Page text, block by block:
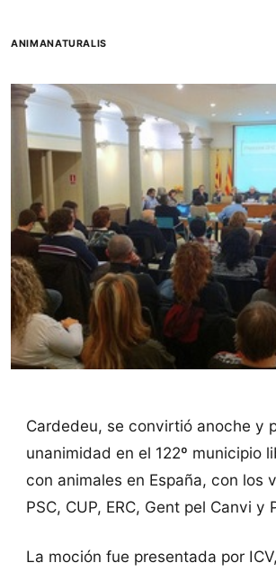
ANIMANATURALIS
Cardedeu, se convirtió anoche y
unanimidad en el 122º municipio
con animales en España, con los
PSC, CUP, ERC, Gent pel Canvi y
La moción fue presentada por